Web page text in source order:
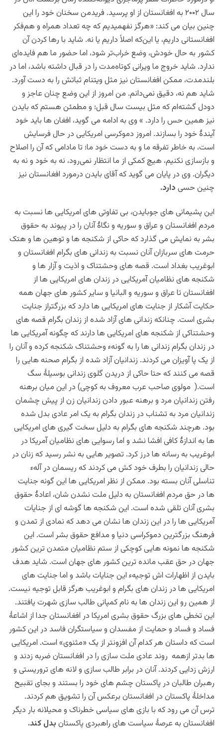
سال ۲۰۰۲ به افغانستان از او پرسید. فریدمن سخنان خود را این
چنین بیان می کند: «هرگز نفهمیدیم که چه تعداد همراه و هم‌‌فکر
افغانستانی داریم، یا این‌که اصلاً داریم یا نه. شاید با رها کردن آن
کشور به حال خودش، وضع خراب‌تر شود، اما حضور ما هم فایده‌ای
ندارد. شاید خروج ما ویرانی کوتاه‌مدت را در قبال داشته باشد، اما در
بلند‌مدت، ممکن افغانستان نیز مثل ویتنام ثباتش را به دست آورد.
شاید هم نه، دقیق نمی‌دانم. من امروز از این وضع چنان عاجز و
دودل گشته‌ام که مثل بیست سال قبل؛ و مطمئن هستم که بایدن
نیز همین حس را دارد. » وی به ادامه می گوید، افغان ها باید خود
آیندۀ خود را بسازند. امروز دموکرسی امریکایی در حال فرسایش
است، به خاطر تفرقه ما و به دست خود ما؛ تا مادامی که آن را اصلاح
و بازسازی نکنیم، هیچ کمکی از ما انتظار نمی‌رود، نه به خود و نه به
دیگران. وی در پایان می گوید که آقای بایدن درمورد افغانستان نیز
چنین حسی دارد.
این پشیمانی های جوبایدن، بی تفاوتی های امریکایی ها نسبت به
مردم افغانستان و عراق و سوریه و نگاۀ آنان را در پیوند به حقوق
بشر به نمایش می گذارد که حاکی از شکنجه ها و توهین ها و هتک
حرمت های سربازان آنان نسبت به زندانی های بگرام افغانستان و
ابوغریب بغداد است. قصه های وحشتناک و اذیت و آزار ها و
شکنجه های نظامیان آمریکایی در زندان های امریکایی ها از
افغانستان تا عراق و سوریه و البانیا و سایر کشور های جهان همه
حکایت آشکار از جنایت های امریکایی ها دارد که بزرگتراز جنایت
بشری است. چنانکه زندانی های آزاد شده از زندان بگرام قصه های
وحشتناکی از شکنجه های امریکایی ها دارند که‌ چگونه آمریکایی ها
در زندان بگرام زندانی ها را به گونهء وحشتناک شکنجه کرده و آنان را
از یک پا آویزان می کردند. زندانیان آزاد شده از بگرام صحنه هایی را
قصه می کنند که حتا حاکی از دریدن گلوی زندانی بوسیلۀ سگ
است.( مولوی صاحب عرب معروف به کوچی) در این میان برهنه
رفتن زندانیان مرد و برهنه عبور دادن زندانیان زن از پیش چشمان
زندانیان مرد به تشناب در زندان بگرام به یک امر عادی بدل شده
بود. هرچند شکنجه های بگرام به دلیل سخت گیری های امریکایی
ها به اندازۀ کافی افشا نشد و اما رسوایی های نظامیان آمریکا در
ابوغریب به رسانه ها درز کرد. تصویر هایی به نشر رسید که زنان در
حالی زندانیان را بطرف خود کش می کردند که ریسمان در آلهء
تناسلی آنان بسته بود. ممکن از نظر امریکایی ها این گونه جنایت
ها در حق مردم افغانستان به دلیل ملت نشدن شان، اعادۀ حقوق
بشری آنان تلقی شده است. این شکنجه ها گوشه ای از جنایات
آمریکایی ها را در این زندان ها نشان می دهد که نمادی از تمدن و
فرهنگ بزرگترین دموکراسی دنیا و مدافع حقوق بشر است. این
شکنجه ها نمونه هایی کوچکی از ستم نظامیان متمدن ترین کشور
جهان در حق عقب مانده ترین کشور های جهان است. شاید هدف
بایدن از اظهارات اش توجیهء این جنایات باشد و اما جنایت های
امریکایی ها در زندان های بگرام و ابوغریب هرگز قابل توجیه نیست.
از همین رو این زندان ها به نام کمپانی طالب سازی شهرت یافتند.
این تخطی های بزرگ حقوق بشری امریکا در افغانستان جدا از اشاعۀ
فساد و فساد و حمایت از مفسدان و سیاستگران فاسد در این کشور
است که داستان هر کدام آن افزونتر از یک «مثنوی» است. امریکایی
ها بدتر ازهمه روند عادی ملت سازی را در افغانستان ضربه زدند و
ارزش زدایی کردند. آنان در برابر طالب سازی و لانه های تروریستی و
رهبران طالبان در پاکستان چشم های خود را بستند و بجای تقبیح
مداخلۀ پاکستان در افغانستان برعکس آن را تشویق هم کردند.
ترس آن می رود که با بازی های سیاسی خطرناک و محیلانه بار دیگر
افغانستان به عرصۀ سیاست های راهبردی پاکستان بدل کند.